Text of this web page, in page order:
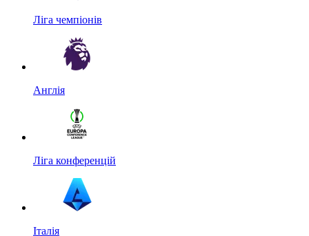
Ліга чемпіонів
Англія
Ліга конференцій
Італія